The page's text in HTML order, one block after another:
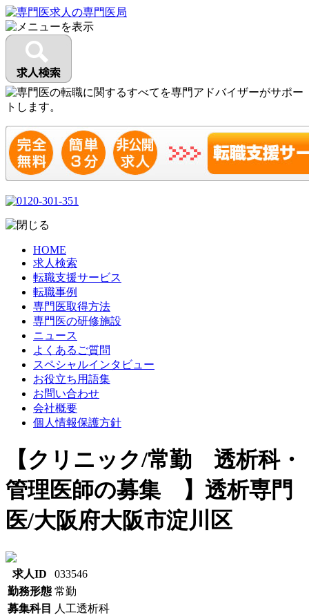
HOME
求人検索
転職支援サービス
転職事例
専門医取得方法
専門医の研修施設
ニュース
よくあるご質問
スペシャルインタビュー
お役立ち用語集
お問い合わせ
会社概要
個人情報保護方針
【クリニック/常勤 透析科・
管理医師の募集 】透析専門
医/大阪府大阪市淀川区
求人ID
033546
勤務形態 常勤
募集科目
人工透析科